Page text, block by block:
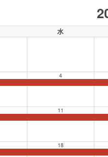
水
4
11
18